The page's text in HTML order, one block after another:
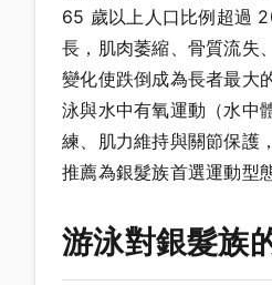
65 歲以上人口比例超過
長，肌肉萎縮、骨質流失
變化使跌倒成為長者最大
泳與水中有氧運動（水中
練、肌力維持與關節保護
推薦為銀髮族首選運動型
游泳對銀髮族